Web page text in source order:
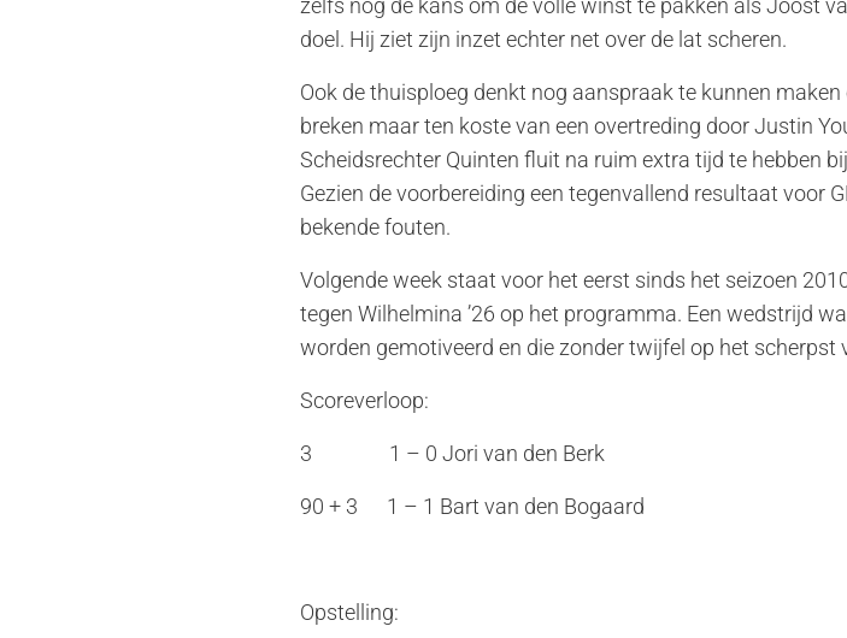
zelfs nog de kans om de volle winst te pakken als Joost
doel. Hij ziet zijn inzet echter net over de lat scheren.
Ook de thuisploeg denkt nog aanspraak te kunnen
breken maar ten koste van een overtreding door Justin
Scheidsrechter Quinten fluit na ruim extra tijd te hebben
Gezien de voorbereiding een tegenvallend resultaat voor
bekende fouten.
Volgende week staat voor het eerst sinds het seizoen
tegen Wilhelmina ’26 op het programma. Een wedstrijd
worden gemotiveerd en die zonder twijfel op het scherpst
Scoreverloop:
3 1 – 0 Jori van den Berk
90 + 3 1 – 1 Bart van den Bogaard
Opstelling: